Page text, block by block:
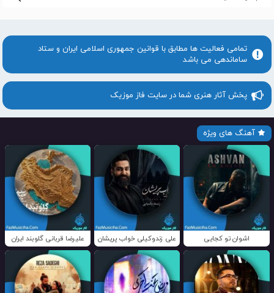
تمامی فعالیت ها مطابق با قوانین جمهوری اسلامی ایران و ستاد
ساماندهی می باشد
پخش آثار هنری شما در سایت فاز موزیک
آهنگ های ویژه
اشوان تو کجایی علی زندوکیلی خواب پریشان علیرضا قربانی گلوبند ایران